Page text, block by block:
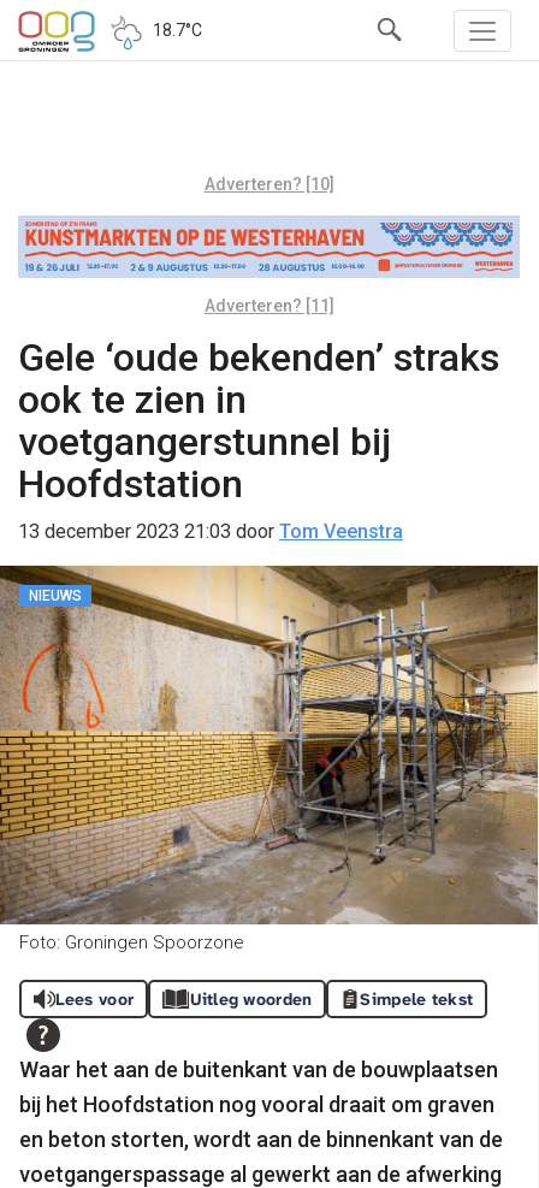
18.7°C
Adverteren? [10]
Adverteren? [11]
Gele ‘oude bekenden’ straks
ook te zien in
voetgangerstunnel bij
Hoofdstation
13 december 2023 21:03 door Tom Veenstra
NIEUWS
Foto: Groningen Spoorzone
Lees voor Uitleg woorden Simpele tekst
Waar het aan de buitenkant van de bouwplaatsen
bij het Hoofdstation nog vooral draait om graven
en beton storten, wordt aan de binnenkant van de
voetgangerspassage al gewerkt aan de afwerking